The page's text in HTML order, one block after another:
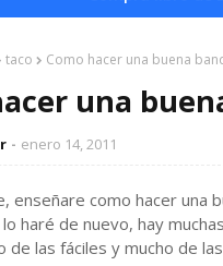
taco Como hacer una buena
una
enero 14, 2011
enseñare como hacer una
haré de nuevo, hay
de las fáciles y mucho de